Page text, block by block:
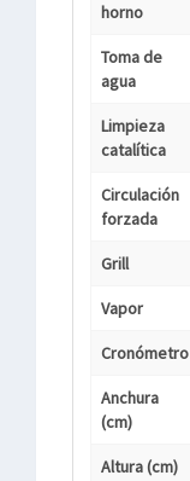
horno
Toma de
agua
Limpieza
catalítica
Circulación
forzada
Grill
Vapor
Cronómetro
Anchura
(cm)
Altura (cm)